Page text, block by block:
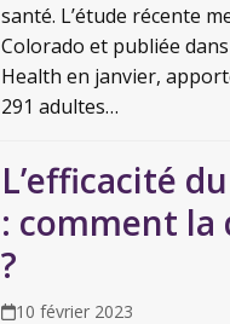
santé. L’étude récente
Colorado et publiée
Health en janvier,
291 adultes…
L’efficacité
: comment la
?
10 février 2023